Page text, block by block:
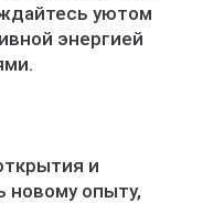
уютом
энергией
и
новому опыту,